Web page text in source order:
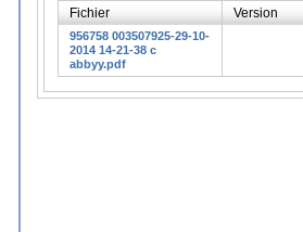
Fichier Version
956758 003507925-29-10-
2014 14-21-38 c
abbyy.pdf